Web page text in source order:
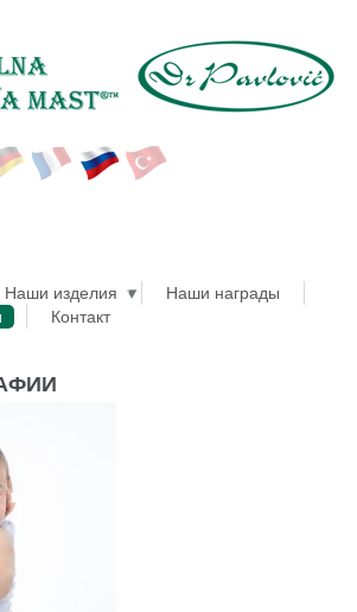
СрпскиEnglishDeutschFrançais
Наши изделия
Наши награды
Контакт